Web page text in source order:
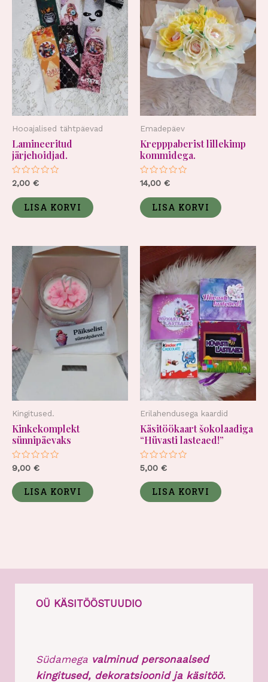
Hooajalised tähtpäevad
Lamineeritud
järjehoidjad.
Hinnanguga
5
2,00 €
LISA KORVI
Emadepäev
Krepppaberist lillekimp
kommidega.
Hinnanguga
5
14,00 €
LISA KORVI
Kingitused.
Kinkekomplekt
sünnipäevaks
Hinnanguga
5
9,00 €
LISA KORVI
Erilahendusega kaardid
Käsitöökaart šokolaadiga
“Hüvasti lasteaed!”
Hinnanguga
5
5,00 €
LISA KORVI
OÜ KÄSITÖÖSTUUDIO
Südamega valminud personaalsed
kingitused, dekoratsioonid ja käsitöö.